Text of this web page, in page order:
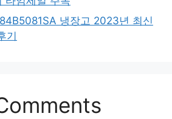
냉장고 2023년 최신
기